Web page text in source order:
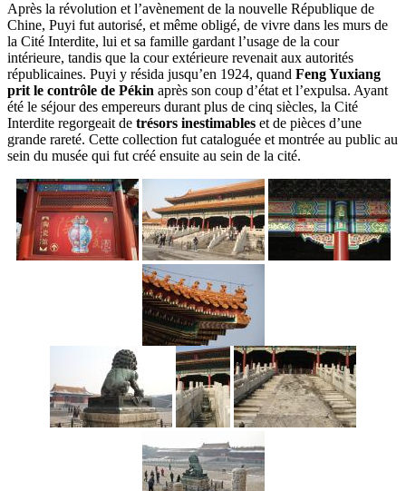
Après la révolution et l’avènement de la nouvelle République de
Chine, Puyi fut autorisé, et même obligé, de vivre dans les murs de
la Cité Interdite, lui et sa famille gardant l’usage de la cour
intérieure, tandis que la cour extérieure revenait aux autorités
républicaines. Puyi y résida jusqu’en 1924, quand Feng Yuxiang
prit le contrôle de Pékin après son coup d’état et l’expulsa. Ayant
été le séjour des empereurs durant plus de cinq siècles, la Cité
Interdite regorgeait de trésors inestimables et de pièces d’une
grande rareté. Cette collection fut cataloguée et montrée au public au
sein du musée qui fut créé ensuite au sein de la cité.